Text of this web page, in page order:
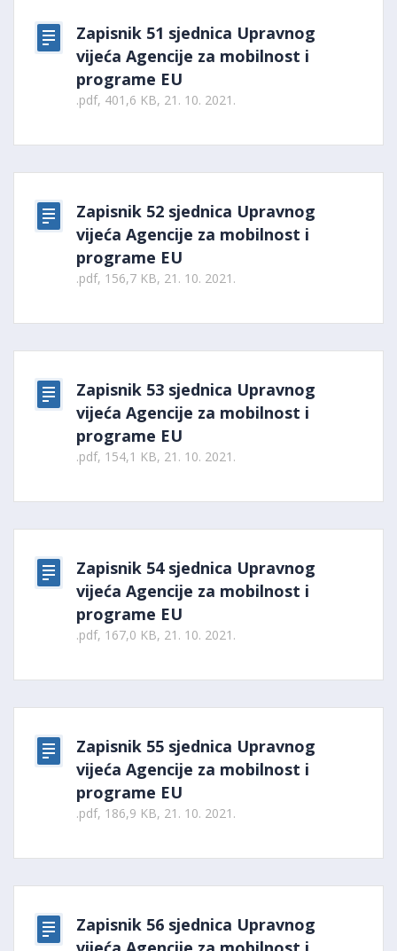
Zapisnik 51 sjednica Upravnog
vijeća Agencije za mobilnost i
programe EU
.pdf, 401,6 KB, 21. 10. 2021.
Zapisnik 52 sjednica Upravnog
vijeća Agencije za mobilnost i
programe EU
.pdf, 156,7 KB, 21. 10. 2021.
Zapisnik 53 sjednica Upravnog
vijeća Agencije za mobilnost i
programe EU
.pdf, 154,1 KB, 21. 10. 2021.
Zapisnik 54 sjednica Upravnog
vijeća Agencije za mobilnost i
programe EU
.pdf, 167,0 KB, 21. 10. 2021.
Zapisnik 55 sjednica Upravnog
vijeća Agencije za mobilnost i
programe EU
.pdf, 186,9 KB, 21. 10. 2021.
Zapisnik 56 sjednica Upravnog